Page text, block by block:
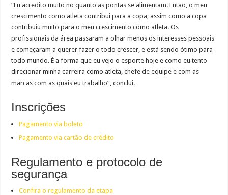
“Eu acredito muito no quanto as pontas se alimentam. Então, o meu
crescimento como atleta contribui para a copa, assim como a copa
contribuiu muito para o meu crescimento como atleta. Os
profissionais da área passaram a olhar menos os interesses pessoais
e começaram a querer fazer o todo crescer, e está sendo ótimo para
todo mundo. É a forma que eu vejo o esporte hoje e como eu tento
direcionar minha carreira como atleta, chefe de equipe e com as
marcas com as quais eu trabalho”, conclui.
Inscrições
Pagamento via boleto
Pagamento via cartão de crédito
Regulamento e protocolo de
segurança
Confira o regulamento da etapa